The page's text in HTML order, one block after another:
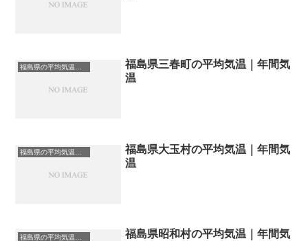
福島県三春町の平均気温｜年間気
温
福島県大玉村の平均気温｜年間気
温
福島県昭和村の平均気温｜年間気